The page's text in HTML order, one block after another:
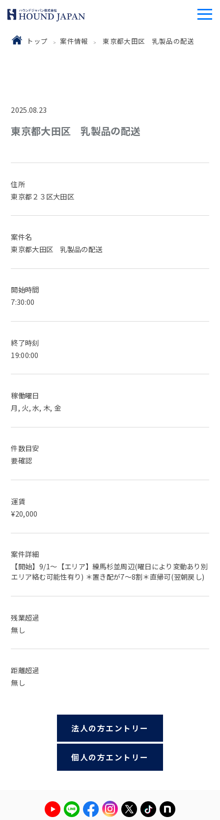
トップ 案件情報 東京都大田区 乳製品の配送
2025.08.23
東京都大田区 乳製品の配送
住所
東京都２３区大田区
案件名
東京都大田区 乳製品の配送
開始時間
7:30:00
終了時刻
19:00:00
稼働曜日
月, 火, 水, 木, 金
件数目安
要確認
運賃
¥20,000
案件詳細
【開始】9/1〜【エリア】練馬杉並周辺(曜日により変動あり別
エリア絡む可能性有り) ＊置き配が7〜8割＊直帰可(翌朝戻し)
残業超過
無し
距離超過
無し
法人の方エントリー
個人の方エントリー